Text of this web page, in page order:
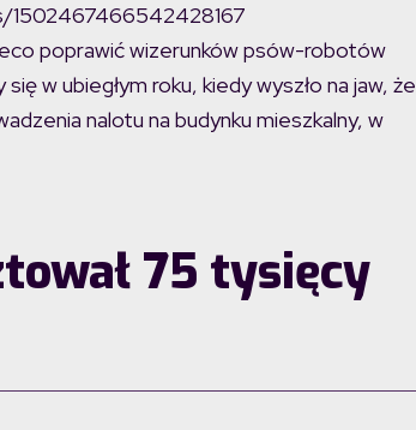
poprawić wizerunków psów-robotów
w ubiegłym roku, kiedy wyszło na jaw, że
nalotu na budynku mieszkalny, w
75 tysięcy